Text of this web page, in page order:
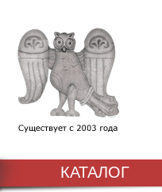
КАТАЛОГ